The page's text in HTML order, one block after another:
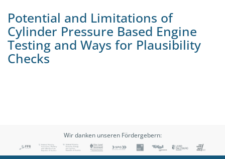
Potential and Limitations of
Cylinder Pressure Based Engine
Testing and Ways for Plausibility
Checks
Wir danken unseren Fördergebern: